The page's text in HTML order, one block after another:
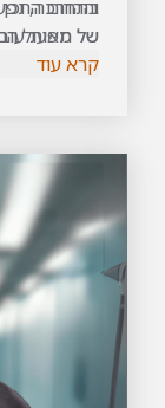
וההדרכה,
של מאות
באתרי
בתחום
של תפעול
פרויקטים
קרא עוד